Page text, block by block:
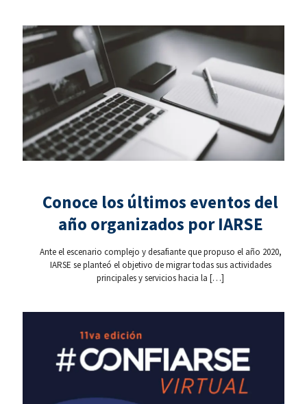
Conoce los últimos eventos del
año organizados por IARSE
Ante el escenario complejo y desafiante que propuso el año 2020,
IARSE se planteó el objetivo de migrar todas sus actividades
principales y servicios hacia la […]